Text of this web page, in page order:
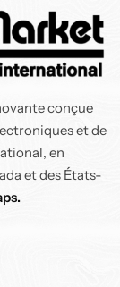
conçue
et de
en
et des États-